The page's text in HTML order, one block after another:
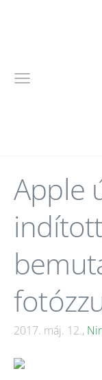
Apple
2017. máj. 12.,